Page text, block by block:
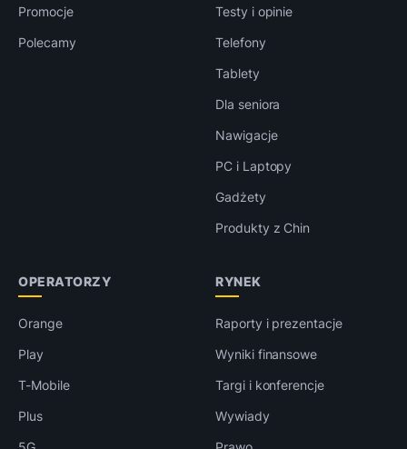
Promocje
Polecamy
Testy i opinie
Telefony
Tablety
Dla seniora
Nawigacje
PC i Laptopy
Gadżety
Produkty z Chin
OPERATORZY
Orange
Play
T-Mobile
Plus
RYNEK
Raporty i prezentacje
Wyniki finansowe
Targi i konferencje
Wywiady